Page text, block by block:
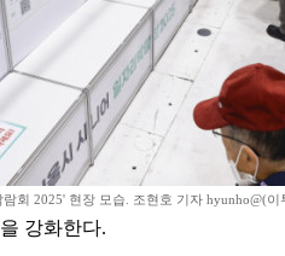
회 2025' 현장 모습. 조현호 기자 hyunho@(이
강화한다.